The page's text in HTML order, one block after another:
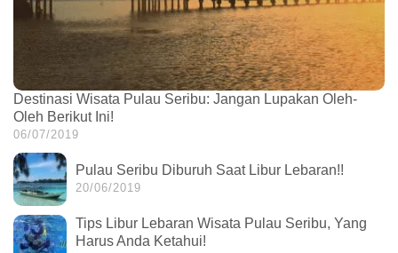
Destinasi Wisata Pulau Seribu: Jangan Lupakan Oleh-
Oleh Berikut Ini!
06/07/2019
Pulau Seribu Diburuh Saat Libur Lebaran!!
20/06/2019
Tips Libur Lebaran Wisata Pulau Seribu, Yang
Harus Anda Ketahui!